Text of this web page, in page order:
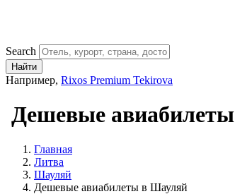
Search
Найти
Например, Rixos Premium Tekirova
Дешевые
Главная
Литва
Шауляй
Дешевые авиабилеты в Шауляй